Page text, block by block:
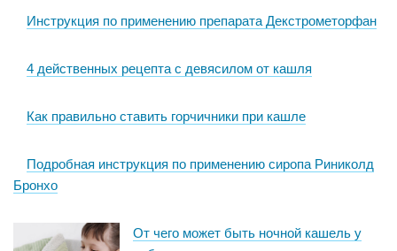
Инструкция по применению препарата Декстрометорфан
4 действенных рецепта с девясилом от кашля
Как правильно ставить горчичники при кашле
Подробная инструкция по применению сиропа Риниколд
Бронхо
От чего может быть ночной кашель у